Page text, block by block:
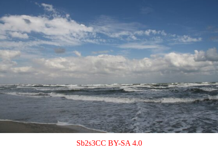
Sb2s3CC BY-SA 4.0